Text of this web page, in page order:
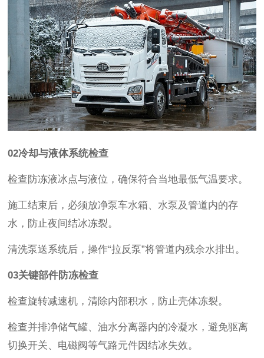
02冷却与液体系统检查
检查防冻液冰点与液位，确保符合当地最低气温要求。
施工结束后，必须放净泵车水箱、水泵及管道内的存
水，防止夜间结冰冻裂。
清洗泵送系统后，操作“拉反泵”将管道内残余水排出。
03关键部件防冻检查
检查旋转减速机，清除内部积水，防止壳体冻裂。
检查并排净储气罐、油水分离器内的冷凝水，避免驱离
切换开关、电磁阀等气路元件因结冰失效。